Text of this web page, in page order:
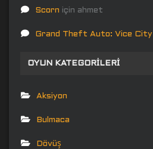
Scorn için ahmet
Grand Theft Auto: Vice City
OYUN KATEGORILERI
Aksiyon
Bulmaca
Dövüş